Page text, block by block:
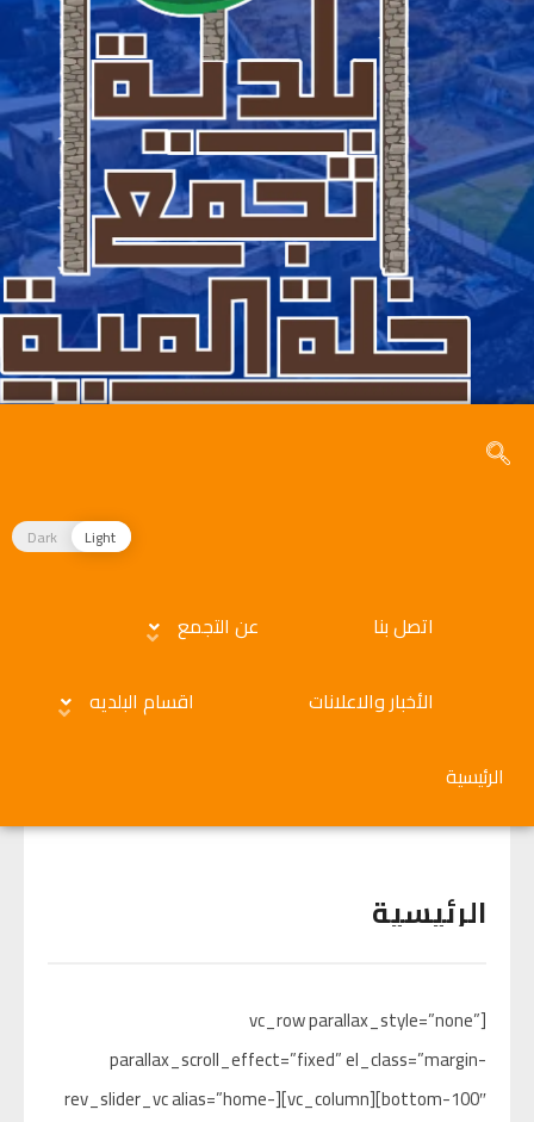
Light
Dark
اتصل بنا عن التجمع
الأخبار والاعلانات اقسام البلديه
الرئيسية
الرئيسية
[vc_row parallax_style=”none”
parallax_scroll_effect=”fixed” el_class=”margin-
bottom-100″][vc_column][rev_slider_vc alias=”home-